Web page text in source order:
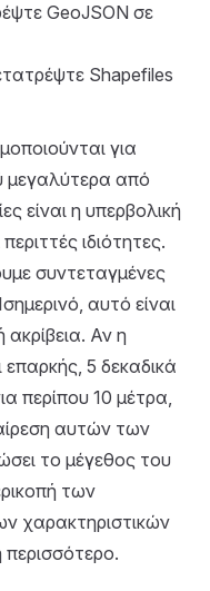
GeoJSON σε
Shapefiles
για
μεγαλύτερα από
είναι η υπερβολική
ιδιότητες.
συντεταγμένες
αυτό είναι
Αν η
επαρκής, 5 δεκαδικά
περίπου 10 μέτρα,
αυτών των
το μέγεθος του
των
χαρακτηριστικών
περισσότερο.